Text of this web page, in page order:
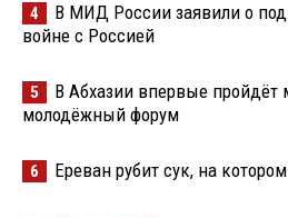
4
В МИД России заявили о
войне с Россией
5
В Абхазии впервые
молодёжный форум
6 Ереван рубит сук, на